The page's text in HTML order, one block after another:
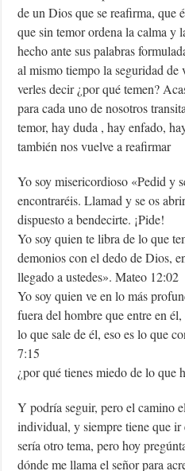
de un Dios que se reafirma, que
que sin temor ordena la calma y
hecho ante sus palabras
al mismo tiempo la seguridad de
verles decir ¿por qué temen?
para cada uno de nosotros
temor, hay duda , hay enfado,
también nos vuelve a reafirmar
Yo soy misericordioso «Pedid y
encontraréis. Llamad y se os
dispuesto a bendecirte. ¡Pide!
Yo soy quien te libra de lo que
demonios con el dedo de Dios,
llegado a ustedes». Mateo 12:02
Yo soy quien ve en lo más
fuera del hombre que entre en
lo que sale de él, eso es lo que
7:15
¿por qué tienes miedo de lo que
Y podría seguir, pero el camino
individual, y siempre tiene que
sería otro tema, pero hoy
dónde me llama el señor para